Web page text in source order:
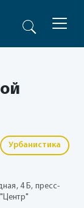
Урбанистика
4 Б, пресс-